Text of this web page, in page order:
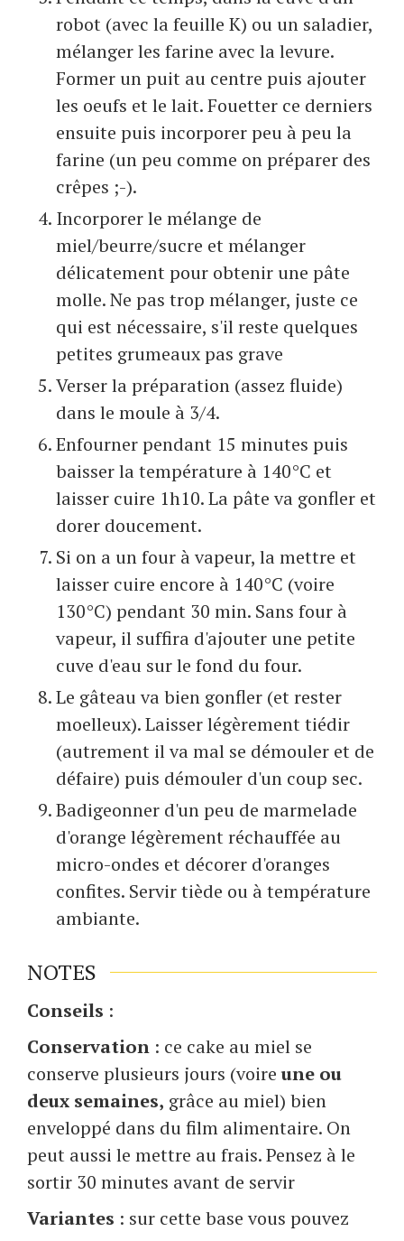
robot (avec la feuille K) ou un saladier,
mélanger les farine avec la levure.
Former un puit au centre puis ajouter
les oeufs et le lait. Fouetter ce derniers
ensuite puis incorporer peu à peu la
farine (un peu comme on préparer des
crêpes ;-).
Incorporer le mélange de
miel/beurre/sucre et mélanger
délicatement pour obtenir une pâte
molle. Ne pas trop mélanger, juste ce
qui est nécessaire, s'il reste quelques
petites grumeaux pas grave
Verser la préparation (assez fluide)
dans le moule à 3/4.
Enfourner pendant 15 minutes puis
baisser la température à 140°C et
laisser cuire 1h10. La pâte va gonfler et
dorer doucement.
Si on a un four à vapeur, la mettre et
laisser cuire encore à 140°C (voire
130°C) pendant 30 min. Sans four à
vapeur, il suffira d'ajouter une petite
cuve d'eau sur le fond du four.
Le gâteau va bien gonfler (et rester
moelleux). Laisser légèrement tiédir
(autrement il va mal se démouler et de
défaire) puis démouler d'un coup sec.
Badigeonner d'un peu de marmelade
d'orange légèrement réchauffée au
micro-ondes et décorer d'oranges
confites. Servir tiède ou à température
ambiante.
NOTES
Conseils :
Conservation : ce cake au miel se
conserve plusieurs jours (voireune ou
deux semaines, grâce au miel) bien
enveloppé dans du film alimentaire. On
peut aussi le mettre au frais. Pensez à le
sortir 30 minutes avant de servir
Variantes : sur cette base vous pouvez